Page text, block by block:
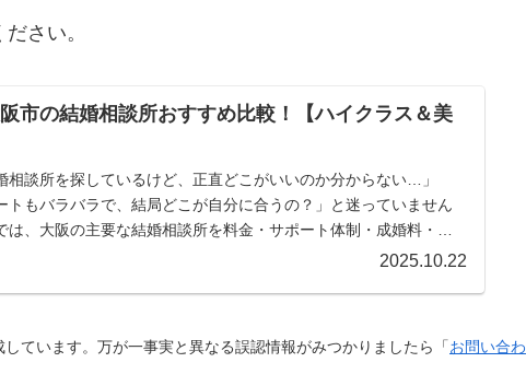
さい。
阪市の結婚相談所おすすめ比較！【ハイクラス＆美
相談所を探しているけど、正直どこがいいのか分からない…」
トもバラバラで、結局どこが自分に合うの？」と迷っていません
は、大阪の主要な結婚相談所を料金・サポート体制・成婚料・特
2025.10.22
しています。万が一事実と異なる誤認情報がみつかりましたら「お問い合わ